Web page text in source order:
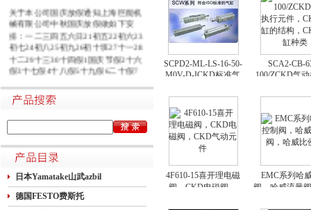
关于本公司国庆放假通知上海巨能机
械有限公司中秋国庆放假做如下安
排：一二三四五六日21初五22初六23
初七24初八25初九26初十班27十一28
十二29十三30十四假1国庆节假2十六
假3十七假4十八假5十九假6二十假7
月1日~8日放假调休，共8天。9月27
日（星期日）、10月10日（星期六）
购的客户，为避免您的货期受到影
如下1.高速免费规定时间：2020年10
月1日0时-10月8日24时，共8天
日本Yamatake山武azbil
德国FESTO费斯托
SCPD2-ML-LS-16-50-
M0V-D-ICKD标准气
缸，CKD无秆气缸
SCA2-CB-
100/ZCKD气
构，CKD气
4F610-15喜开理电磁
阀，CKD电磁阀，
EMC系列哈
阀，哈威流量